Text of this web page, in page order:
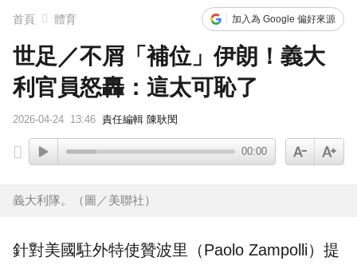
首頁 體育 加入為 Google 偏好來源
世足／不屑「補位」伊朗！義大
利官員怒轟：這太可恥了
2026-04-24 13:46 責任編輯 陳耿閔
00:00
義大利隊。（圖／美聯社）
針對美國駐外特使贊波里（Paolo Zampolli）提